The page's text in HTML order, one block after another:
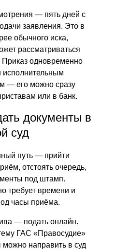
— пять дней с
заявления. Это в
обычного иска,
рассматриваться
одновременно
исполнительным
— его можно сразу
или в банк.
документы в
суд
путь — прийти
отстоять очередь,
под штамп.
требует времени и
часы приёма.
— подать онлайн.
ГАС «Правосудие»
можно направить в суд